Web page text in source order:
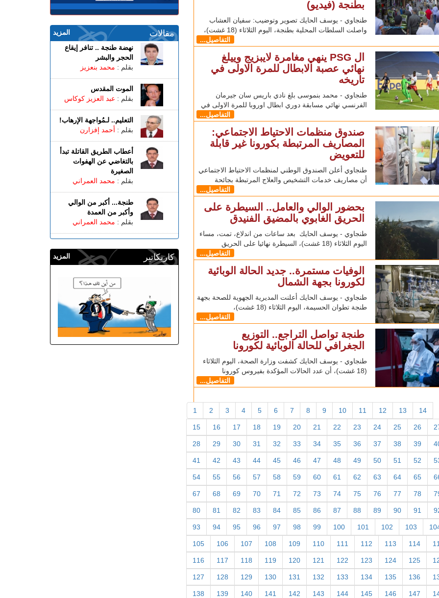
بطنجة (فيديو)
طنجاوي - يوسف الحايك تصوير وتوضيب: سفيان العشاب
واصلت السلطات المحلية بطنجة، اليوم الثلاثاء (18 غشت)،
التفاصيل...
ال PSG ينهي مغامرة لايبزيج وييلغ
نهائي عصبة الابطال للمرة الاولى في
تاريخه
طنجاوي - محمد بنموسى بلغ نادي باريس سان جيرمان
الفرنسي نهائي مسابقة دوري ابطال اوروبا للمرة الاولى في
التفاصيل...
صندوق منظمات الاحتياط الاجتماعي:
المصاريف المرتبطة بكورونا غير قابلة
للتعويض
طنجاوي أعلن الصندوق الوطني لمنظمات الاحتياط الاجتماعي
أن مصاريف خدمات التشخيص والعلاج المرتبطة بجائحة
التفاصيل...
بحضور الوالي والعامل.. السيطرة على
الحريق الغابوي بالمضيق الفنيدق
طنجاوي - يوسف الحايك بعد ساعات من اندلاع، تمت، مساء
اليوم الثلاثاء (18 غشت)، السيطرة نهائيا على الحريق
التفاصيل...
الوفيات مستمرة.. جديد الحالة الوبائية
لكورونا بجهة الشمال
طنجاوي - يوسف الحايك أعلنت المديرية الجهوية للصحة بجهة
طنجة تطوان الحسيمة، اليوم الثلاثاء (18 غشت)،
التفاصيل...
طنجة تواصل التراجع.. التوزيع
الجغرافي للحالة الوبائية لكورونا
طنجاوي - يوسف الحايك كشفت وزارة الصحة، اليوم الثلاثاء
(18 غشت)، أن عدد الحالات المؤكدة بفيروس كورونا
التفاصيل...
1 2 3 4 5 6 7 8 9 10 11 12 13 14
15 16 17 18 19 20 21 22 23 24 25 26
28 29 30 31 32 33 34 35 36 37 38 39
41 42 43 44 45 46 47 48 49 50 51 52
54 55 56 57 58 59 60 61 62 63 64 65
67 68 69 70 71 72 73 74 75 76 77 78
80 81 82 83 84 85 86 87 88 89 90 91
93 94 95 96 97 98 99 100 101 102 103
105 106 107 108 109 110 111 112 113 114
116 117 118 119 120 121 122 123 124 125
127 128 129 130 131 132 133 134 135 136
138 139 140 141 142 143 144 145 146 147
المزيد مقالات
نهضة طنجة .. تنافر إيقاع
الحجر والبشر
بقلم : محمد بنعزيز
الموت المقدس
بقلم : عبد العزيز كوكاس
التعليم.. لـمُواجهة الإرهاب!
بقلم : أحمد إفزارن
أعطاب الطريق القاتلة تبدأ
بالتغاضي عن الهفوات
الصغيرة
بقلم : محمد العمراني
طنجة... أكبر من الوالي
وأكبر من العمدة
بقلم : محمد العمراني
المزيد كاريكاتير